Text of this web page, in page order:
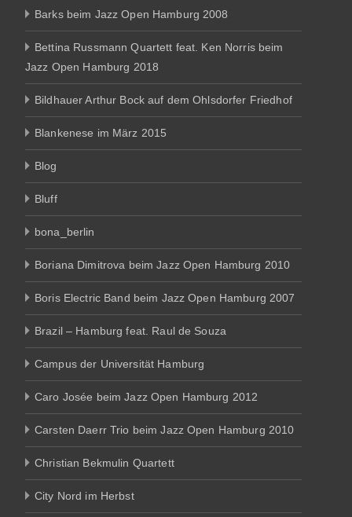
Barks beim Jazz Open Hamburg 2008
Bettina Russmann Quartett feat. Ken Norris beim
Jazz Open Hamburg 2018
Bildhauer Arthur Bock auf dem Ohlsdorfer Friedhof
Blankenese im März 2015
Blog
Bluff
bona_berlin
Boriana Dimitrova beim Jazz Open Hamburg 2010
Boris Electric Band beim Jazz Open Hamburg 2007
Brazil – Hamburg feat. Raul de Souza
Campus der Universität Hamburg
Caro Josée beim Jazz Open Hamburg 2012
Carsten Daerr Trio beim Jazz Open Hamburg 2010
Christian Bekmulin Quartett
City Nord im Herbst